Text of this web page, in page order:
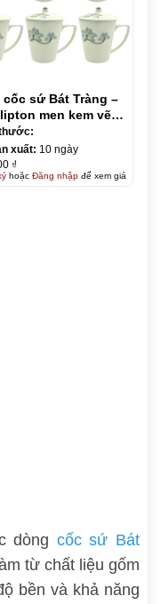
cốc sứ Bát Tràng –
men kem vẽ
– Có nắp
xuất: 10 ngày
₫
hoặc Đăng nhậpđể xem giá
dòng cốc sứ Bát
từ chất liệu gốm
bền và khả năng